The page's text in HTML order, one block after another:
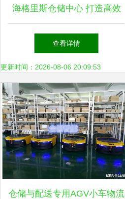
海格里斯仓储中心 打造高效
智能的密集货架与穿梭车货架
系统
查看详情
更新时间：2026-08-06 20:09:53
仓储与配送专用AGV小车物流